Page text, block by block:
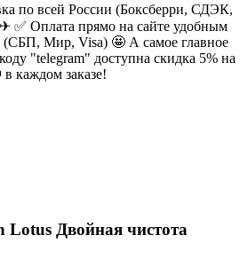
по всей России (Боксберри, СДЭК,
✅ Оплата прямо на сайте удобным
(СБП, Мир, Visa) 🤩 А самое главное
"telegram" доступна скидка 5% на
в каждом заказе!
Lotus Двойная чистота